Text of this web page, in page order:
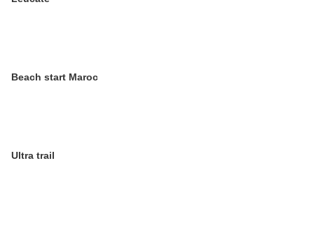
Beach start Maroc
Ultra trail